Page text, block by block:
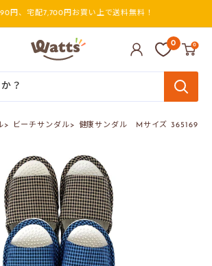
円、宅配7,700円お買い上で送料無料！
ワ
ッ
ン
0 0
> ビーチサンダル> 健康サンダル Mサイズ 365169